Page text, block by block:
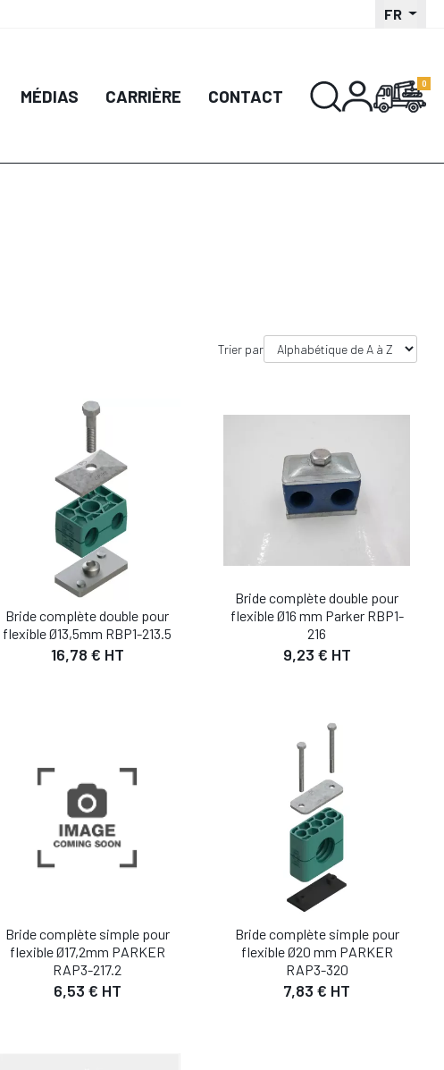
FR
MÉDIAS CARRIÈRE CONTACT
Trier par
Bride complète double pour
flexible Ø13,5mm RBP1-213.5
16,78 € HT
AJOUTER AU PANIER
Bride complète double pour
flexible Ø16 mm Parker RBP1-
216
9,23 € HT
AJOUTER AU PANIER
Bride complète simple pour
flexible Ø17,2mm PARKER
RAP3-217.2
6,53 € HT
DÉTAIL
AJOUTER AU PANIER
Bride complète simple pour
flexible Ø20 mm PARKER
RAP3-320
7,83 € HT
AJOUTER AU PANIER
DÉTAIL
AJOUTER AU PANIER